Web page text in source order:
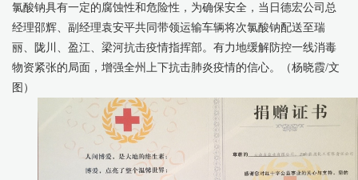
氯酸钠具有一定的腐蚀性和危险性，为确保安全，当日德宏公司总
经理邵辉、副经理袁安平共同带领运输车辆将次氯酸钠配送至瑞
丽、陇川、盈江、梁河抗击疫情指挥部。有力地缓解防控一线消毒
物资紧张的局面，增强全州上下抗击肺炎疫情的信心。（杨晓霞/文
图）